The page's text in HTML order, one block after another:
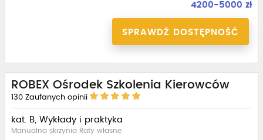
4200-5000 zł
SPRAWDŹ DOSTĘPNOŚĆ
ROBEX Ośrodek Szkolenia Kierowców
130 Zaufanych opinii
kat. B, Wykłady i praktyka
Manualna skrzynia Raty własne